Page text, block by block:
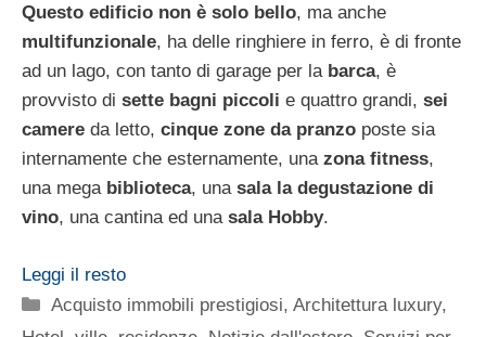
Questo edificio non è solo bello, ma anche
multifunzionale, ha delle ringhiere in ferro, è di fronte
ad un lago, con tanto di garage per la barca, è
provvisto di sette bagni piccoli e quattro grandi, sei
camere da letto, cinque zone da pranzo poste sia
internamente che esternamente, una zona fitness,
una mega biblioteca, una sala la degustazione di
vino, una cantina ed una sala Hobby.
Leggi il resto
Categorie
Acquisto immobili prestigiosi,Architettura luxury,